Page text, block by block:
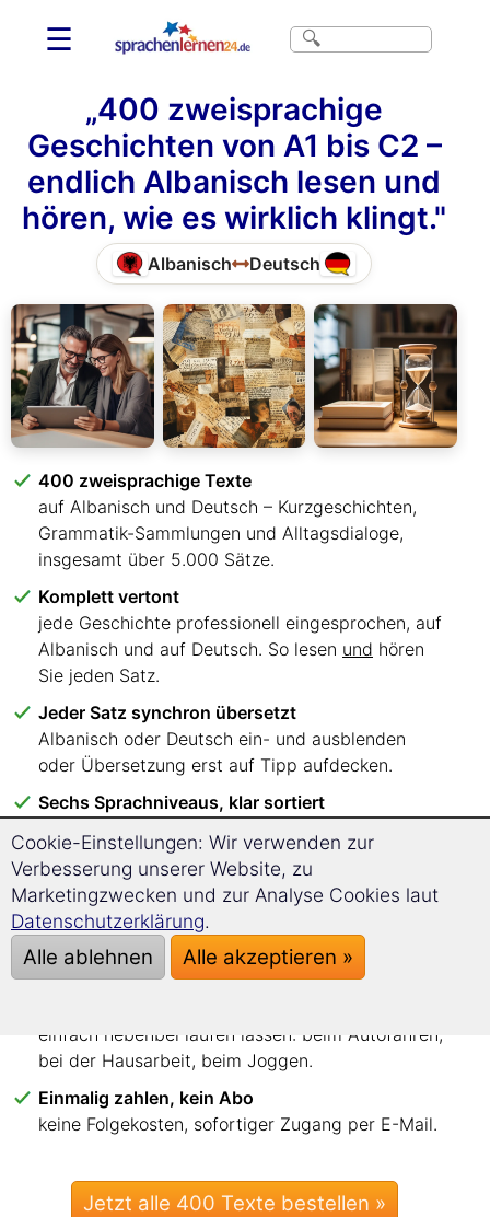
☰
„400 zweisprachige
Geschichten von A1 bis C2 –
endlich Albanisch lesen und
hören, wie es wirklich klingt."
Albanisch Deutsch
400 zweisprachige Texte
auf Albanisch und Deutsch – Kurzgeschichten,
Grammatik-Sammlungen und Alltagsdialoge,
insgesamt über 5.000 Sätze.
Komplett vertont
jede Geschichte professionell eingesprochen, auf
Albanisch und auf Deutsch. So lesen und hören
Sie jeden Satz.
Jeder Satz synchron übersetzt
Albanisch oder Deutsch ein- und ausblenden
oder Übersetzung erst auf Tipp aufdecken.
Sechs Sprachniveaus, klar sortiert
Sie einsteigen.
Lesen, wo Sie wollen
im Browser auf PC, Tablet oder Smartphone.
Keine App, keine Installation.
Jede Zeile anhören – oder ganze Texte nebenbei
einfach nebenbei laufen lassen: beim Autofahren,
bei der Hausarbeit, beim Joggen.
Einmalig zahlen, kein Abo
keine Folgekosten, sofortiger Zugang per E-Mail.
Jetzt alle 400 Texte bestellen »
Cookie-Einstellungen: Wir verwenden zur
Verbesserung unserer Website, zu
Marketingzwecken und zur Analyse Cookies laut
Datenschutzerklärung.
Alle ablehnen Alle akzeptieren »